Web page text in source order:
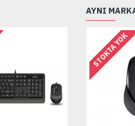
AYNI
STOKTA YOK